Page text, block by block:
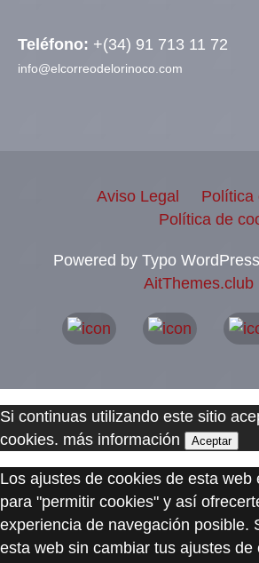
Teléfono: +(34) 91 713 11 72
info@elcorreodelorinoco.com
Aviso Legal
Política
Política de
Powered by Typo
AitThemes.club
Si continuas utilizando este sitio
cookies. más información Aceptar
Los ajustes de cookies de esta web
para "permitir cookies" y así
experiencia de navegación posible.
esta web sin cambiar tus ajustes de